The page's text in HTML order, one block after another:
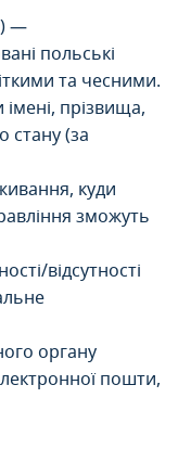
—
польські
та чесними.
прізвища,
стану (за
куди
зможуть
відсутності
органу
пошти,